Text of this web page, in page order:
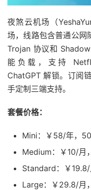
夜煞云机场（
场，线路包含普通公网
Trojan 协议和
能负载，支持
ChatGPT 解锁。订阅
手定制三端支持。
套餐价格：
Mini：￥58/年，
Medium：￥10/月
Standard：￥19.8/
Large：￥29.8/月